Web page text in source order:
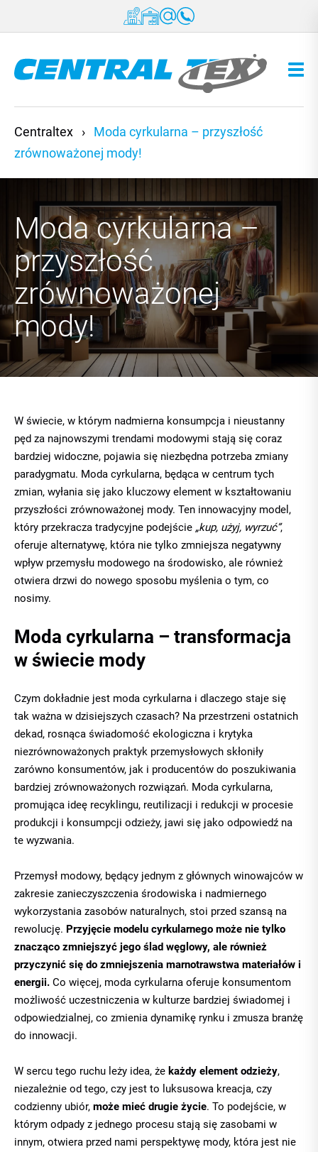
Centraltex ›
Moda cyrkularna – przyszłość
zrównoważonej mody!
Moda cyrkularna –
przyszłość
zrównoważonej
mody!
W świecie, w którym nadmierna konsumpcja i nieustanny
pęd za najnowszymi trendami modowymi stają się coraz
bardziej widoczne, pojawia się niezbędna potrzeba zmiany
paradygmatu. Moda cyrkularna, będąca w centrum tych
zmian, wyłania się jako kluczowy element w kształtowaniu
przyszłości zrównoważonej mody. Ten innowacyjny model,
który przekracza tradycyjne podejście „kup, użyj, wyrzuć”,
oferuje alternatywę, która nie tylko zmniejsza negatywny
wpływ przemysłu modowego na środowisko, ale również
otwiera drzwi do nowego sposobu myślenia o tym, co
nosimy.
Moda cyrkularna – transformacja
w świecie mody
Czym dokładnie jest moda cyrkularna i dlaczego staje się
tak ważna w dzisiejszych czasach? Na przestrzeni ostatnich
dekad, rosnąca świadomość ekologiczna i krytyka
niezrównoważonych praktyk przemysłowych skłoniły
zarówno konsumentów, jak i producentów do poszukiwania
bardziej zrównoważonych rozwiązań. Moda cyrkularna,
promująca ideę recyklingu, reutilizacji i redukcji w procesie
produkcji i konsumpcji odzieży, jawi się jako odpowiedź na
te wyzwania.
Przemysł modowy, będący jednym z głównych winowajców w
zakresie zanieczyszczenia środowiska i nadmiernego
wykorzystania zasobów naturalnych, stoi przed szansą na
rewolucję. Przyjęcie modelu cyrkularnego może nie tylko
znacząco zmniejszyć jego ślad węglowy, ale również
przyczynić się do zmniejszenia marnotrawstwa materiałów i
energii. Co więcej, moda cyrkularna oferuje konsumentom
możliwość uczestniczenia w kulturze bardziej świadomej i
odpowiedzialnej, co zmienia dynamikę rynku i zmusza branżę
do innowacji.
W sercu tego ruchu leży idea, że każdy element odzieży,
niezależnie od tego, czy jest to luksusowa kreacja, czy
codzienny ubiór, może mieć drugie życie. To podejście, w
którym odpady z jednego procesu stają się zasobami w
innym, otwiera przed nami perspektywę mody, która jest nie